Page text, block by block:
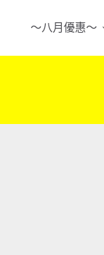
～八月優惠～